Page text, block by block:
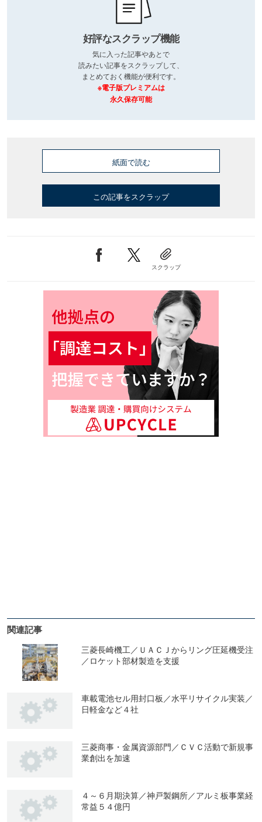
好評なスクラップ機能
気に入った記事やあとで
読みたい記事をスクラップして、
まとめておく機能が便利です。
※電子版プレミアムは
永久保存可能
紙面で読む
この記事をスクラップ
スクラップ
関連記事
三菱長崎機工／ＵＡＣＪからリング圧延機受注
／ロケット部材製造を支援
車載電池セル用封口板／水平リサイクル実装／
日軽金など４社
三菱商事・金属資源部門／ＣＶＣ活動で新規事
業創出を加速
４～６月期決算／神戸製鋼所／アルミ板事業経
常益５４億円